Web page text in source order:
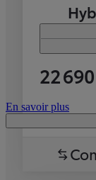
22
En savoir plus